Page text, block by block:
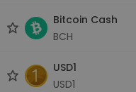
Bitcoin Cash
BCH
USD1
USD1